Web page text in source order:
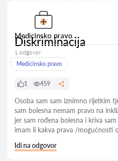
Medicinsko pravo
Diskriminacija
1 odgovor
Medicinsko pravo
1 459
Osoba sam sam iznimno rijetkim
sam bolesna nemam pravo na
jer sam rođena bolesna i kriva
imam li kakva prava /mogućnosti
Idi na odgovor